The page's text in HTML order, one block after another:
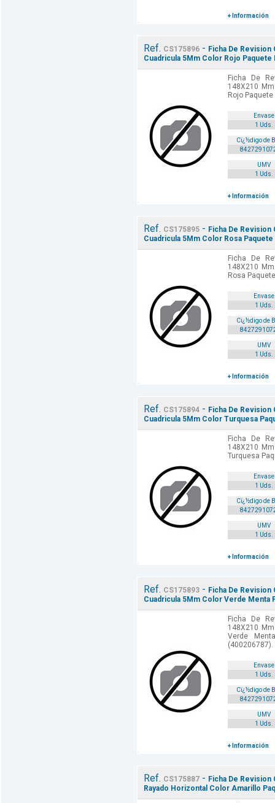
+ Información
Ref. CS175896- Ficha De Revision
Cuadricula 5Mm Color Rojo Paquete
Ficha De
148X210
Rojo
Envase
1 Uds.
Cï¿½digo de
UMV
1 Uds.
+ Información
Ref. CS175895- Ficha De Revision
Cuadricula 5Mm Color Rosa Paquete
Ficha De
148X210
Rosa
Envase
1 Uds.
Cï¿½digo de
UMV
1 Uds.
+ Información
Ref. CS175894- Ficha De Revision
Cuadricula 5Mm Color Turquesa
Ficha De
148X210
Turquesa
Envase
1 Uds.
Cï¿½digo de
UMV
1 Uds.
+ Información
Ref. CS175893- Ficha De Revision
Cuadricula 5Mm Color Verde Menta
Ficha De
148X210
Verde
(400206787).
Envase
1 Uds.
Cï¿½digo de
UMV
1 Uds.
+ Información
Ref. CS175887- Ficha De Revision
Rayado Horizontal Color Amarillo